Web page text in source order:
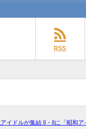
RSS